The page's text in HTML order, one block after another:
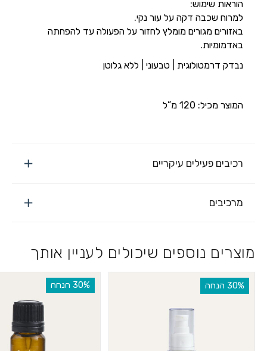
הוראות שימוש:
למרוח שכבה דקה על עור נקי.
באזורים מגורים מומלץ לחזור על הפעולה עד להפחתה
באדמומיות.
נבדק דרמטולוגית | טבעוני | ללא גלוטן
המוצר מכיל: 120 מ”ל
רכיבים פעילים עיקריים
מרכיבים
מוצרים נוספים שיכולים לעניין אותך
‫30% הנחה ‫30% הנחה